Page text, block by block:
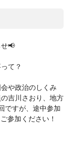
📢
て？
や政治のしくみ
吉川さおり、地方
ですが、途中参加
参加ください！